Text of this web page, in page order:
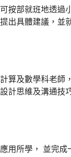
按部就班地透過
出具體建議，並
算及數學科老師
計思維及溝通技
用所學， 並完